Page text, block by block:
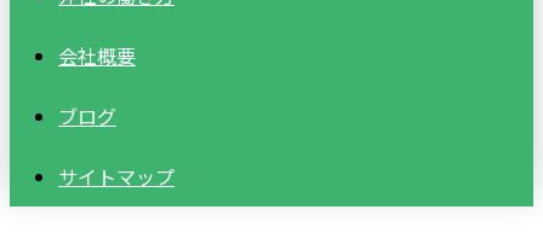
会社概要
ブログ
サイトマップ